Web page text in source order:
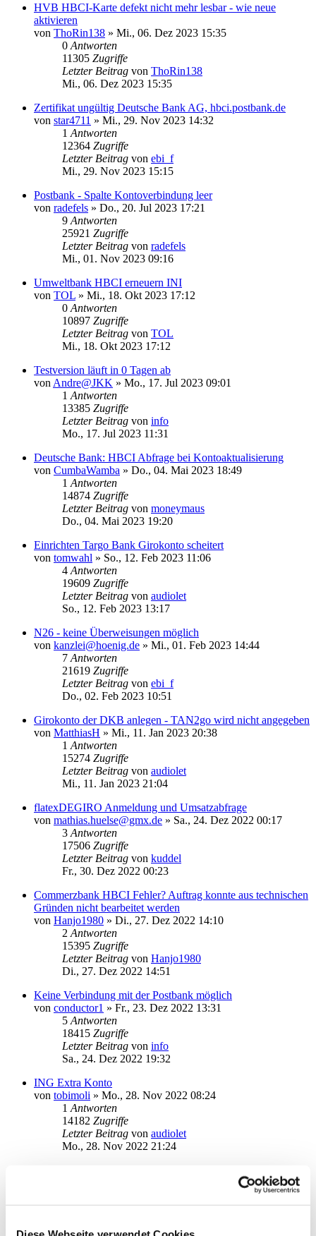
HVB HBCI-Karte defekt nicht mehr lesbar - wie neue
aktivieren
von ThoRin138 » Mi., 06. Dez 2023 15:35
0 Antworten
11305 Zugriffe
Letzter Beitrag von ThoRin138
Mi., 06. Dez 2023 15:35
Zertifikat ungültig Deutsche Bank AG, hbci.postbank.de
von star4711 » Mi., 29. Nov 2023 14:32
1 Antworten
12364 Zugriffe
Letzter Beitrag von ebi_f
Mi., 29. Nov 2023 15:15
Postbank - Spalte Kontoverbindung leer
von radefels » Do., 20. Jul 2023 17:21
9 Antworten
25921 Zugriffe
Letzter Beitrag von radefels
Mi., 01. Nov 2023 09:16
Umweltbank HBCI erneuern INI
von TOL » Mi., 18. Okt 2023 17:12
0 Antworten
10897 Zugriffe
Letzter Beitrag von TOL
Mi., 18. Okt 2023 17:12
Testversion läuft in 0 Tagen ab
von Andre@JKK » Mo., 17. Jul 2023 09:01
1 Antworten
13385 Zugriffe
Letzter Beitrag von info
Mo., 17. Jul 2023 11:31
Deutsche Bank: HBCI Abfrage bei Kontoaktualisierung
von CumbaWamba » Do., 04. Mai 2023 18:49
1 Antworten
14874 Zugriffe
Letzter Beitrag von moneymaus
Do., 04. Mai 2023 19:20
Einrichten Targo Bank Girokonto scheitert
von tomwahl » So., 12. Feb 2023 11:06
4 Antworten
19609 Zugriffe
Letzter Beitrag von audiolet
So., 12. Feb 2023 13:17
N26 - keine Überweisungen möglich
von kanzlei@hoenig.de » Mi., 01. Feb 2023 14:44
7 Antworten
21619 Zugriffe
Letzter Beitrag von ebi_f
Do., 02. Feb 2023 10:51
Girokonto der DKB anlegen - TAN2go wird nicht angegeben
von MatthiasH » Mi., 11. Jan 2023 20:38
1 Antworten
15274 Zugriffe
Letzter Beitrag von audiolet
Mi., 11. Jan 2023 21:04
flatexDEGIRO Anmeldung und Umsatzabfrage
von mathias.huelse@gmx.de » Sa., 24. Dez 2022 00:17
3 Antworten
17506 Zugriffe
Letzter Beitrag von kuddel
Fr., 30. Dez 2022 00:23
Commerzbank HBCI Fehler? Auftrag konnte aus technischen
Gründen nicht bearbeitet werden
von Hanjo1980 » Di., 27. Dez 2022 14:10
2 Antworten
15395 Zugriffe
Letzter Beitrag von Hanjo1980
Di., 27. Dez 2022 14:51
Keine Verbindung mit der Postbank möglich
von conductor1 » Fr., 23. Dez 2022 13:31
5 Antworten
18415 Zugriffe
Letzter Beitrag von info
Sa., 24. Dez 2022 19:32
ING Extra Konto
von tobimoli » Mo., 28. Nov 2022 08:24
1 Antworten
14182 Zugriffe
Letzter Beitrag von audiolet
Mo., 28. Nov 2022 21:24
14915Zugriffe
Do., 24. Nov 2022 19:57